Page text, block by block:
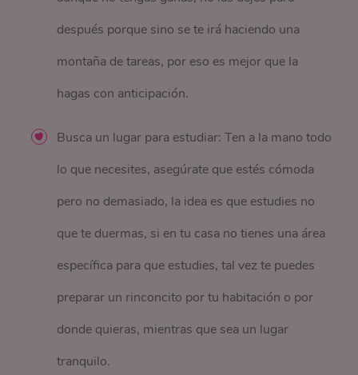
después porque sino se te irá haciendo una
montaña de tareas, por eso es mejor que la
hagas con anticipación.
Busca un lugar para estudiar: Ten a la mano todo
lo que necesites, asegúrate que estés cómoda
pero no demasiado, la idea es que estudies no
que te duermas, si en tu casa no tienes una área
específica para que estudies, tal vez te puedes
preparar un rinconcito por tu habitación o por
donde quieras, mientras que sea un lugar
tranquilo.